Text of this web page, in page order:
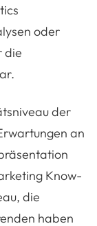
oder
die
der
an
Know-
die
haben